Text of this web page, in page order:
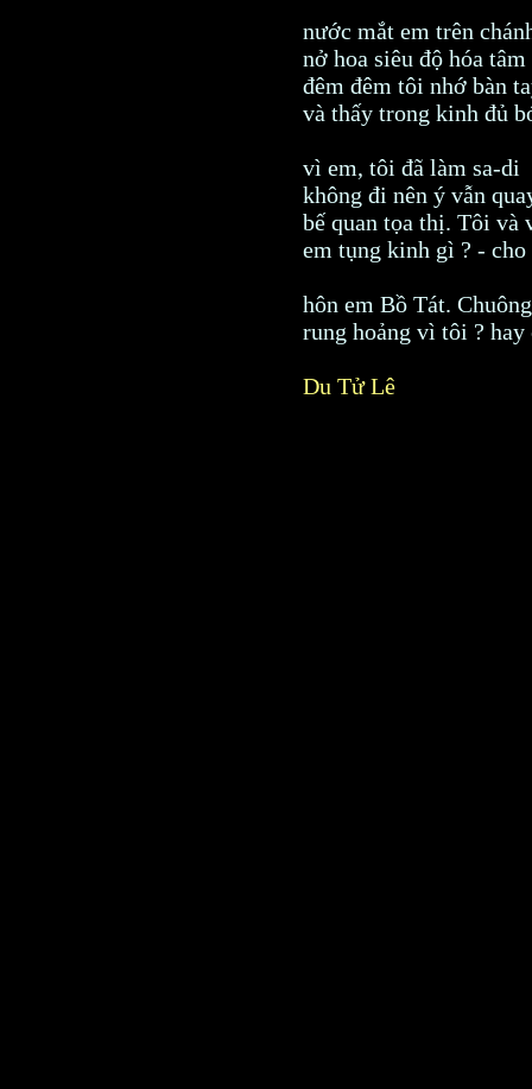
nước mắt em trên
nở hoa siêu độ hóa
đêm đêm tôi nhớ bàn
và thấy trong kinh đủ
vì em, tôi đã làm sa-di
không đi nên ý vẫn
bế quan tọa thị. Tôi và
em tụng kinh gì ? -
hôn em Bồ Tát.
rung hoảng vì tôi ? hay
Du Tử Lê